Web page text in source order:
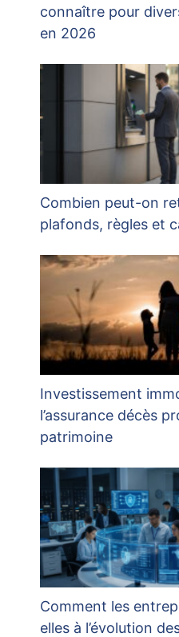
connaître pour
en 2026
Combien peut-on
plafonds, règles et
Investissement
l’assurance décès
patrimoine
Comment les
elles à l’évolution